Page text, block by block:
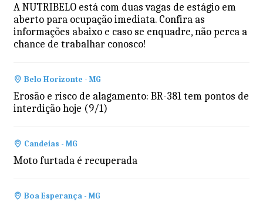
A NUTRIBELO está com duas vagas de estágio em
aberto para ocupação imediata. Confira as
informações abaixo e caso se enquadre, não perca a
chance de trabalhar conosco!
Belo Horizonte - MG
Erosão e risco de alagamento: BR-381 tem pontos de
interdição hoje (9/1)
Candeias - MG
Moto furtada é recuperada
Boa Esperança - MG